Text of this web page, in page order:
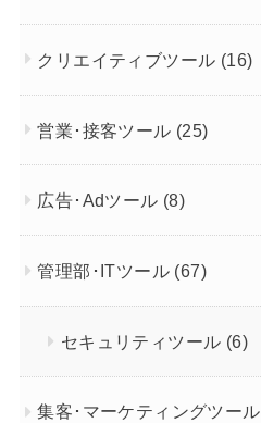
クリエイティブツール (16)
営業･接客ツール (25)
広告･Adツール (8)
管理部･ITツール (67)
セキュリティツール (6)
集客･マーケティングツール